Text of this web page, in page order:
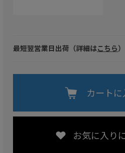
最短翌営業日出荷（詳細はこちら）
カートに
お気に入り